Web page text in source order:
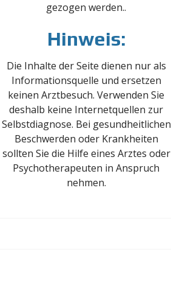
gezogen werden..
Hinweis:
Die Inhalte der Seite dienen nur als
Informationsquelle und ersetzen
keinen Arztbesuch. Verwenden Sie
deshalb keine Internetquellen zur
Selbstdiagnose. Bei gesundheitlichen
Beschwerden oder Krankheiten
sollten Sie die Hilfe eines Arztes oder
Psychotherapeuten in Anspruch
nehmen.